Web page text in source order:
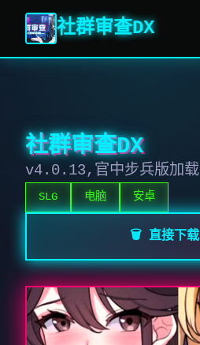
社群审查DX
社群审查DX
v4.0.13,官中步兵版加载
SLG 电脑 安卓
🗑️ 直接下载